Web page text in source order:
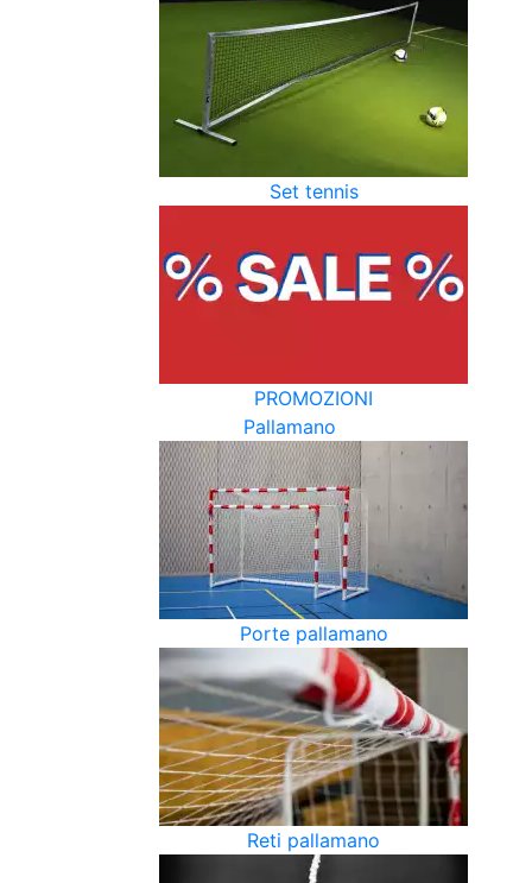
Set tennis
PROMOZIONI
Pallamano
Porte pallamano
Reti pallamano